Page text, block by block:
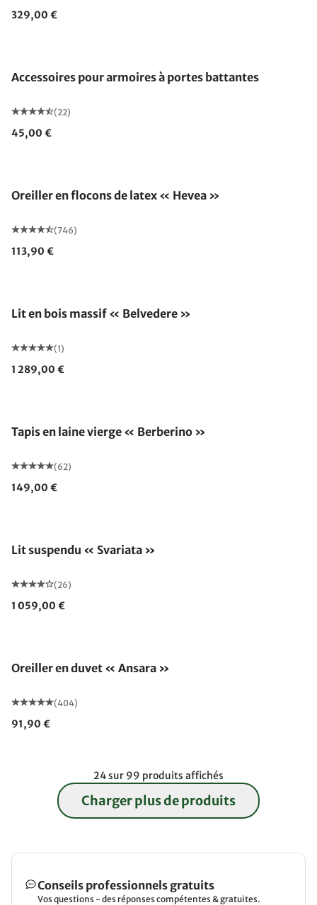
329,00 €
Accessoires pour armoires à portes battantes
(22)
45,00 €
Oreiller en flocons de latex « Hevea »
(746)
113,90 €
Lit en bois massif « Belvedere »
(1)
1 289,00 €
Tapis en laine vierge « Berberino »
(62)
149,00 €
Lit suspendu « Svariata »
(26)
1 059,00 €
Oreiller en duvet « Ansara »
(404)
91,90 €
24 sur 99 produits affichés
Charger plus de produits
Conseils professionnels gratuits
Vos questions - des réponses compétentes & gratuites.